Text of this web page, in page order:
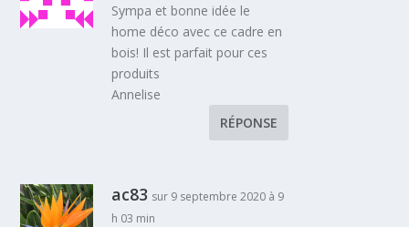
Sympa et bonne idée le
home déco avec ce cadre en
bois! Il est parfait pour ces
produits
Annelise
RÉPONSE
ac83 sur 9 septembre 2020 à 9
h 03 min